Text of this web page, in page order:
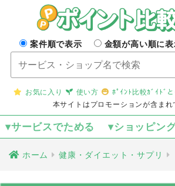
案件順で表示 金額が高い順に表
お気に入り 使い方
ﾎﾟｲﾝﾄ比較ｶﾞｲﾄﾞと
本サイトはプロモーションが含まれ
▾サービスでためる ▾ショッピン
ホーム 健康・ダイエット・サプリ